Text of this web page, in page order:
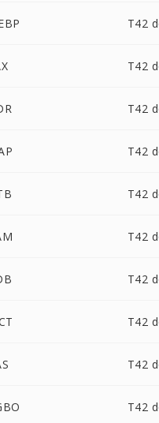
T42
T42
T42
T42
T42
T42
T42
T42
T42
T42